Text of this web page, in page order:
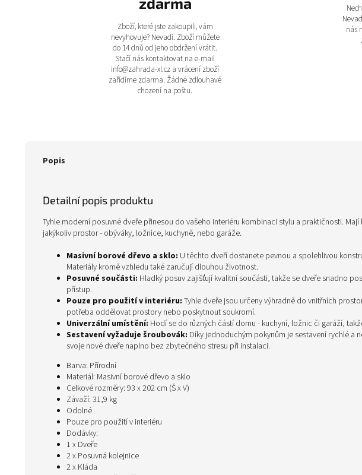
Zboží, které jste zakoupili, vám
nevyhovuje? Nevadí. Zboží můžete
do 14 dnů od jeho obdržení vrátit.
Stačí nás kontaktovat na e-mail
info@zahrada-xl.cz a vrácení zboží
zařídíme zdarma. Žádné zdlouhavé
chození na poštu.
nás
Popis
Detailní popis produktu
Tyhle moderní posuvné dveře přinesou do vašeho interiéru kombinaci stylu a praktičnosti.
jakýkoliv prostor - obýváky, ložnice, kuchyně, nebo garáže.
Masivní borové dřevo a sklo: U těchto dveří dostanete pevnou a spolehlivou
Materiály kromě vzhledu také zaručují dlouhou životnost.
Posuvné součásti: Hladký posuv zajišťují kvalitní součásti, takže se dveře snadno
přístup.
Pouze pro použití v interiéru: Tyhle dveře jsou určeny výhradně do vnitřních
potřeba oddělovat prostory nebo poskytnout soukromí.
Univerzální umístění: Hodí se do různých částí domu - kuchyní, ložnic či garáží,
Sestavení vyžaduje šroubovák: Díky jednoduchým pokynům je sestavení rychlé a
svoje nové dveře naplno bez zbytečného stresu při instalaci.
Barva: Přírodní
Materiál: Masivní borové dřevo a sklo
Celkové rozměry: 93 x 202 cm (Š x V)
Závaží: 31,9 kg
Odolné
Pouze pro použití v interiéru
Dodávky:
1 x Dveře
2 x Posuvná kolejnice
2 x Kláda